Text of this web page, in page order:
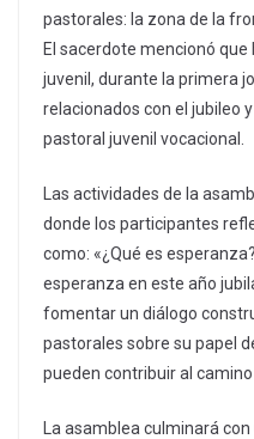
pastorales: la zona de la
El sacerdote mencionó
juvenil, durante la primera
relacionados con el jubileo
pastoral juvenil vocacional.
Las actividades de la
donde los participantes
como: «¿Qué es
esperanza en este año
fomentar un diálogo
pastorales sobre su papel
pueden contribuir al camino
La asamblea culminará